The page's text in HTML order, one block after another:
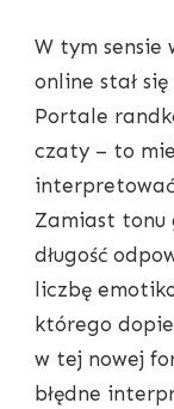
W tym sensie
online stał
Portale
czaty – to
Zamiast tonu
długość
liczbę
którego
w tej nowej
błędne